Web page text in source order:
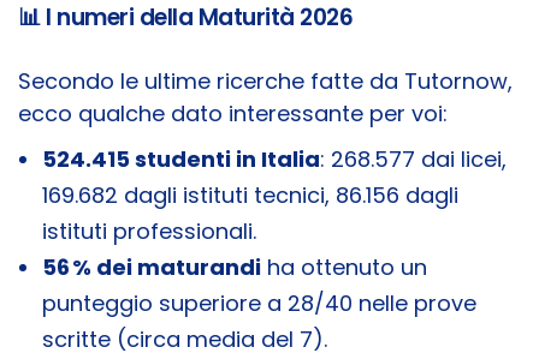
📊 I numeri della Maturità 2026
Secondo le ultime ricerche fatte da Tutornow,
ecco qualche dato interessante per voi:
524.415 studenti in Italia: 268.577 dai licei,
169.682 dagli istituti tecnici, 86.156 dagli
istituti professionali.
56 % dei maturandi ha ottenuto un
punteggio superiore a 28/40 nelle prove
scritte (circa media del 7).